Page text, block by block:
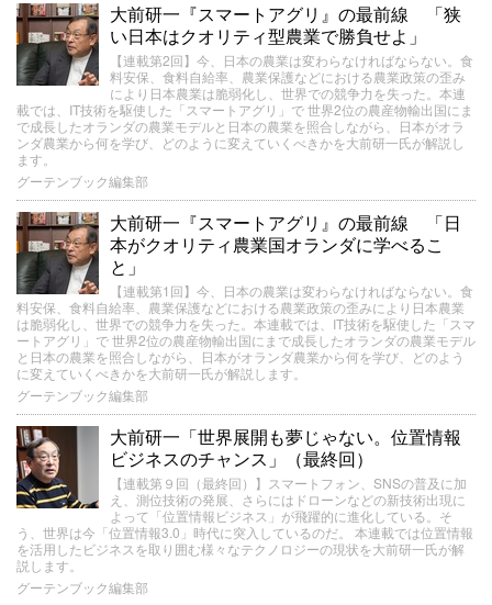
大前研一『スマートアグリ』の最前線 「狭
い日本はクオリティ型農業で勝負せよ」
【連載第2回】今、日本の農業は変わらなければならない。食
料安保、食料自給率、農業保護などにおける農業政策の歪み
により日本農業は脆弱化し、世界での競争力を失った。本連
載では、IT技術を駆使した「スマートアグリ」で 世界2位の農産物輸出国にま
で成長したオランダの農業モデルと日本の農業を照合しながら、日本がオラ
ンダ農業から何を学び、どのように変えていくべきかを大前研一氏が解説し
ます。
グーテンブック編集部
大前研一『スマートアグリ』の最前線 「日
本がクオリティ農業国オランダに学べるこ
と」
【連載第1回】今、日本の農業は変わらなければならない。食
料安保、食料自給率、農業保護などにおける農業政策の歪みにより日本農業
は脆弱化し、世界での競争力を失った。本連載では、IT技術を駆使した「スマ
ートアグリ」で 世界2位の農産物輸出国にまで成長したオランダの農業モデル
と日本の農業を照合しながら、日本がオランダ農業から何を学び、どのよう
に変えていくべきかを大前研一氏が解説します。
グーテンブック編集部
大前研一「世界展開も夢じゃない。位置情報
ビジネスのチャンス」（最終回）
【連載第９回（最終回）】スマートフォン、SNSの普及に加
え、測位技術の発展、さらにはドローンなどの新技術出現に
よって「位置情報ビジネス」が飛躍的に進化している。そ
う、世界は今「位置情報3.0」時代に突入しているのだ。 本連載では位置情報
を活用したビジネスを取り囲む様々なテクノロジーの現状を大前研一氏が解
説します。
グーテンブック編集部